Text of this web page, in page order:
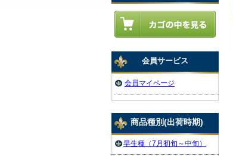
会員サービス
会員マイページ
商品種別(出荷時期)
早生種（7月初旬～中旬）